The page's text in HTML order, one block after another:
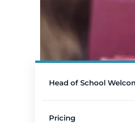
Head of School
Pricing